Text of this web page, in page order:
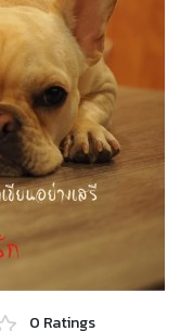
0 Ratings